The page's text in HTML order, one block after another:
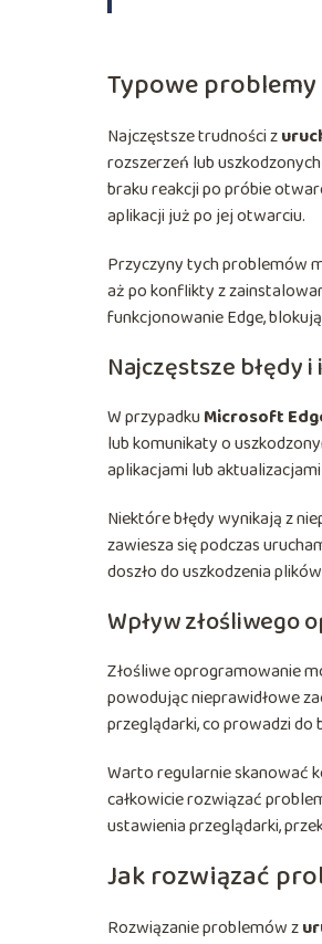
Typowe
Najczęstsze trudności z
rozszerzeń lub
braku reakcji po próbie
aplikacji już po jej otwarciu.
Przyczyny tych problemów
aż po konflikty z
funkcjonowanie Edge,
Najczęstsze błędy
W przypadkuMicrosoft
lub komunikaty o
aplikacjami lub
Niektóre błędy wynikają z
zawiesza się podczas
doszło do uszkodzenia
Wpływ złośliwego
Złośliwe oprogramowanie
powodując nieprawidłowe
przeglądarki, co prowadzi do
Warto regularnie skanować
całkowicie rozwiązać
ustawienia przeglądarki,
Jak rozwiązać
Rozwiązanie problemów z